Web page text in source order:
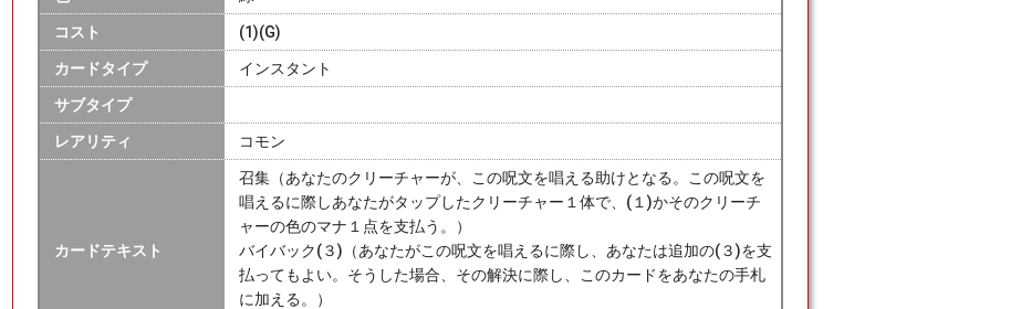
コスト (1)(G)
カードタイプ インスタント
サブタイプ
レアリティ コモン
カードテキスト
召集（あなたのクリーチャーが、この呪文を唱える助けとなる。この呪文を
唱えるに際しあなたがタップしたクリーチャー１体で、(１)かそのクリーチ
ャーの色のマナ１点を支払う。）
バイバック(３)（あなたがこの呪文を唱えるに際し、あなたは追加の(３)を支
払ってもよい。そうした場合、その解決に際し、このカードをあなたの手札
に加える。）